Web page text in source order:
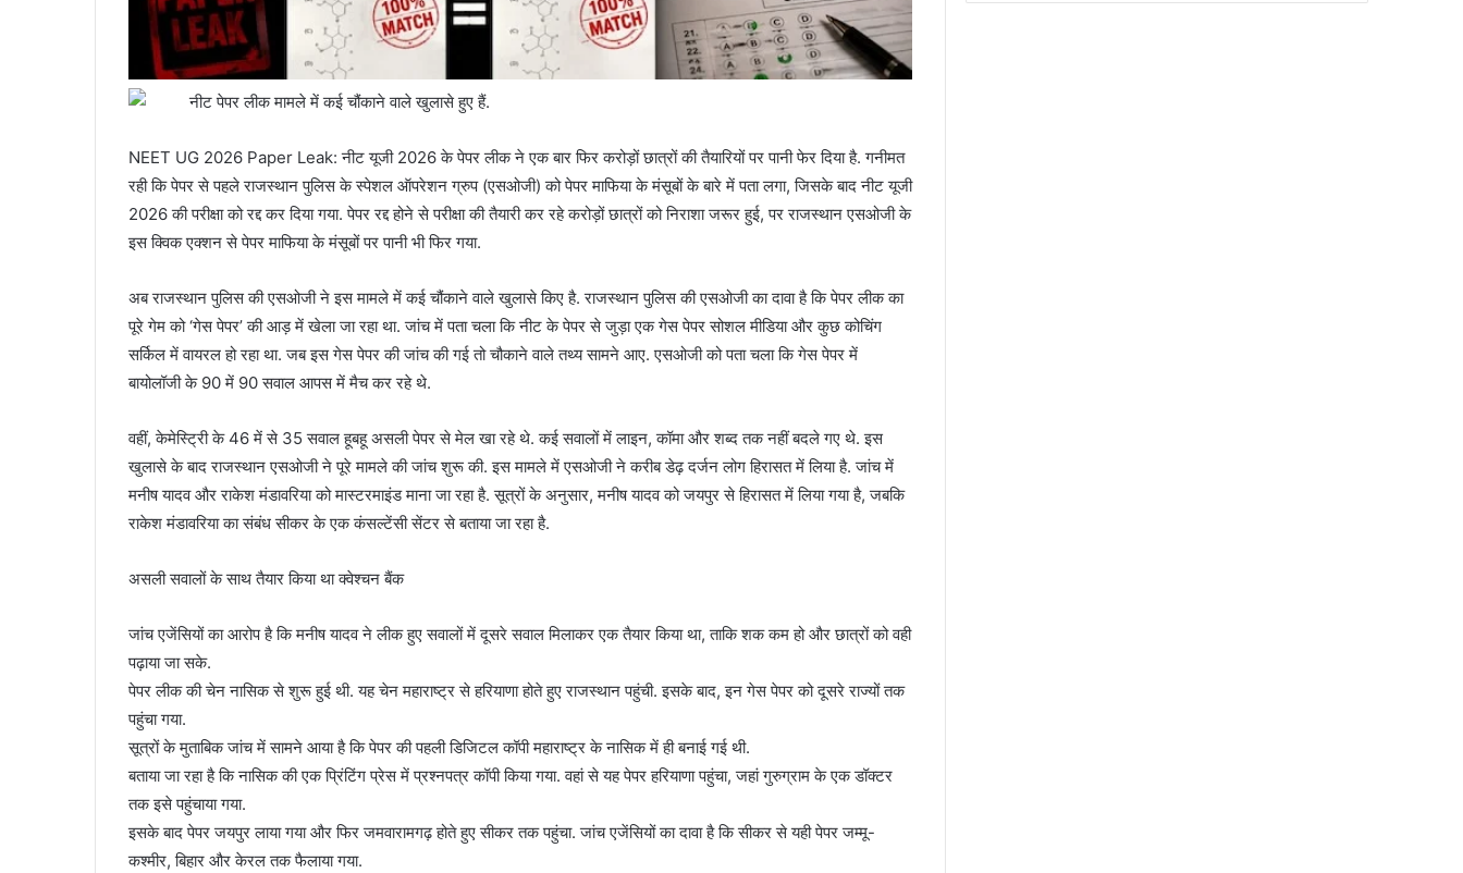
नीट पेपर लीक मामले में कई चौंकाने वाले खुलासे हुए हैं.
NEET UG 2026 Paper Leak: नीट यूजी 2026 के पेपर लीक ने एक बार फिर करोड़ों छात्रों की तैयारियों पर पानी फेर दिया है. गनीमत
रही कि पेपर से पहले राजस्‍थान पुलिस के स्‍पेशल ऑपरेशन ग्रुप (एसओजी) को पेपर माफिया के मंसूबों के बारे में पता लगा, जिसके बाद नीट यूजी
2026 की परीक्षा को रद्द कर दिया गया. पेपर रद्द होने से परीक्षा की तैयारी कर रहे करोड़ों छात्रों को निराशा जरूर हुई, पर राजस्‍थान एसओजी के
इस क्विक एक्‍शन से पेपर माफिया के मंसूबों पर पानी भी फिर गया.
अब राजस्‍थान पुलिस की एसओजी ने इस मामले में कई चौंकाने वाले खुलासे किए है. राजस्‍थान पुलिस की एसओजी का दावा है कि पेपर लीक का
पूरे गेम को ‘गेस पेपर’ की आड़ में खेला जा रहा था. जांच में पता चला कि नीट के पेपर से जुड़ा एक गेस पेपर सोशल मीडिया और कुछ कोचिंग
सर्किल में वायरल हो रहा था. जब इस गेस पेपर की जांच की गई तो चौकाने वाले तथ्‍य सामने आए. एसओजी को पता चला कि गेस पेपर में
बायोलॉजी के 90 में 90 सवाल आपस में मैच कर रहे थे.
वहीं, केमेस्ट्रिी के 46 में से 35 सवाल हूबहू असली पेपर से मेल खा रहे थे. कई सवालों में लाइन, कॉमा और शब्द तक नहीं बदले गए थे. इस
खुलासे के बाद राजस्थान एसओजी ने पूरे मामले की जांच शुरू की. इस मामले में एसओजी ने करीब डेढ़ दर्जन लोग हिरासत में लिया है. जांच में
मनीष यादव और राकेश मंडावरिया को मास्‍टरमाइंड माना जा रहा है. सूत्रों के अनुसार, मनीष यादव को जयपुर से हिरासत में लिया गया है, जबकि
राकेश मंडावरिया का संबंध सीकर के एक कंसल्टेंसी सेंटर से बताया जा रहा है.
असली सवालों के साथ तैयार किया था क्वेश्चन बैंक
जांच एजेंसियों का आरोप है कि मनीष यादव ने लीक हुए सवालों में दूसरे सवाल मिलाकर एक तैयार किया था, ताकि शक कम हो और छात्रों को वही
पढ़ाया जा सके.
पेपर लीक की चेन नासिक से शुरू हुई थी. यह चेन महाराष्ट्र से हरियाणा होते हुए राजस्थान पहुंची. इसके बाद, इन गेस पेपर को दूसरे राज्यों तक
पहुंचा गया.
सूत्रों के मुताबिक जांच में सामने आया है कि पेपर की पहली डिजिटल कॉपी महाराष्ट्र के नासिक में ही बनाई गई थी.
बताया जा रहा है कि नासिक की एक प्रिंटिंग प्रेस में प्रश्नपत्र कॉपी किया गया. वहां से यह पेपर हरियाणा पहुंचा, जहां गुरुग्राम के एक डॉक्टर
तक इसे पहुंचाया गया.
इसके बाद पेपर जयपुर लाया गया और फिर जमवारामगढ़ होते हुए सीकर तक पहुंचा. जांच एजेंसियों का दावा है कि सीकर से यही पेपर जम्मू-
कश्मीर, बिहार और केरल तक फैलाया गया.